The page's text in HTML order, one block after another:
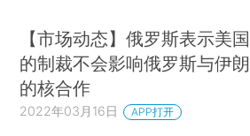
【市场动态】俄罗斯表示美国
的制裁不会影响俄罗斯与伊朗
的核合作
2022年03月16日 APP打开